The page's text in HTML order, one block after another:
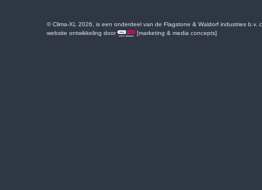
© Clima-XL 2026, is een onderdeel van de Flagstone & Waldorf industries b.v.
website ontwikkeling door
[marketing & media concepts]